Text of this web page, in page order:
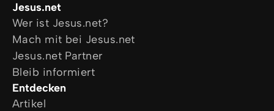
Jesus.net
Wer ist Jesus.net?
Mach mit bei Jesus.net
Jesus.net Partner
Bleib informiert
Entdecken
Artikel